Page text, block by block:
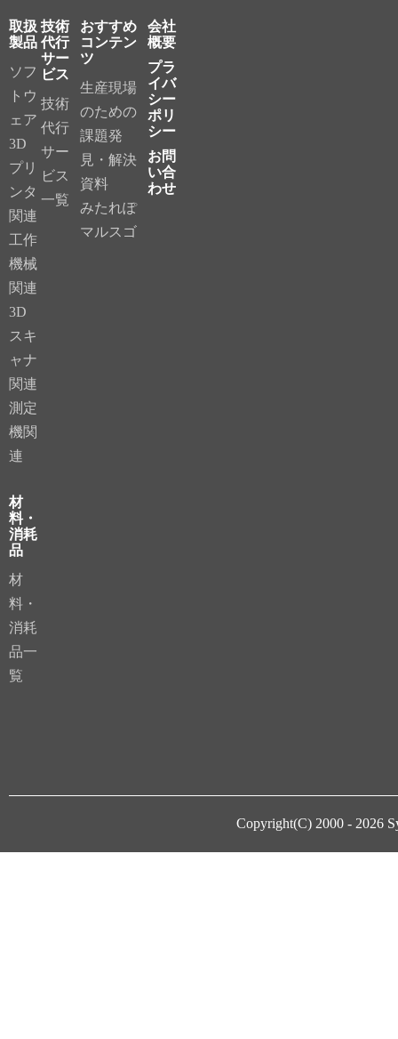
取扱
製品
ソフ
トウ
ェア
3D
プリ
ンタ
関連
工作
機械
関連
3D
スキ
ャナ
関連
測定
機関
連
材
料・
消耗
品
材
料・
消耗
品一
覧
技術
代行
サー
ビス
技術
代行
サー
ビス
一覧
おすすめ
コンテン
ツ
生産現場
のための
課題発
見・解決
資料
みたれぽ
マルスゴ
会社
概要
プラ
イバ
シー
ポリ
シー
お問
い合
わせ
Copyright(C) 2000 - 2026